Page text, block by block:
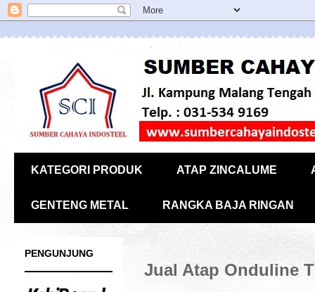
KATEGORI PRODUK ATAP ZINCALUME
GENTENG METAL RANGKA BAJA RINGAN
Jual Atap Onduline
PENGUNJUNG